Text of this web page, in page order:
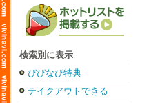
検索別に表示
びびなび特典
テイクアウトできる